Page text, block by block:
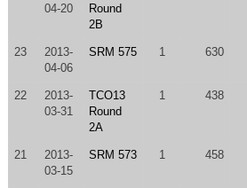
04-20
Round
2B
23
2013-
04-06
SRM 575 1 630
22
2013-
03-31
TCO13
Round
2A
1 438
21
2013-
03-15
SRM 573 1 458